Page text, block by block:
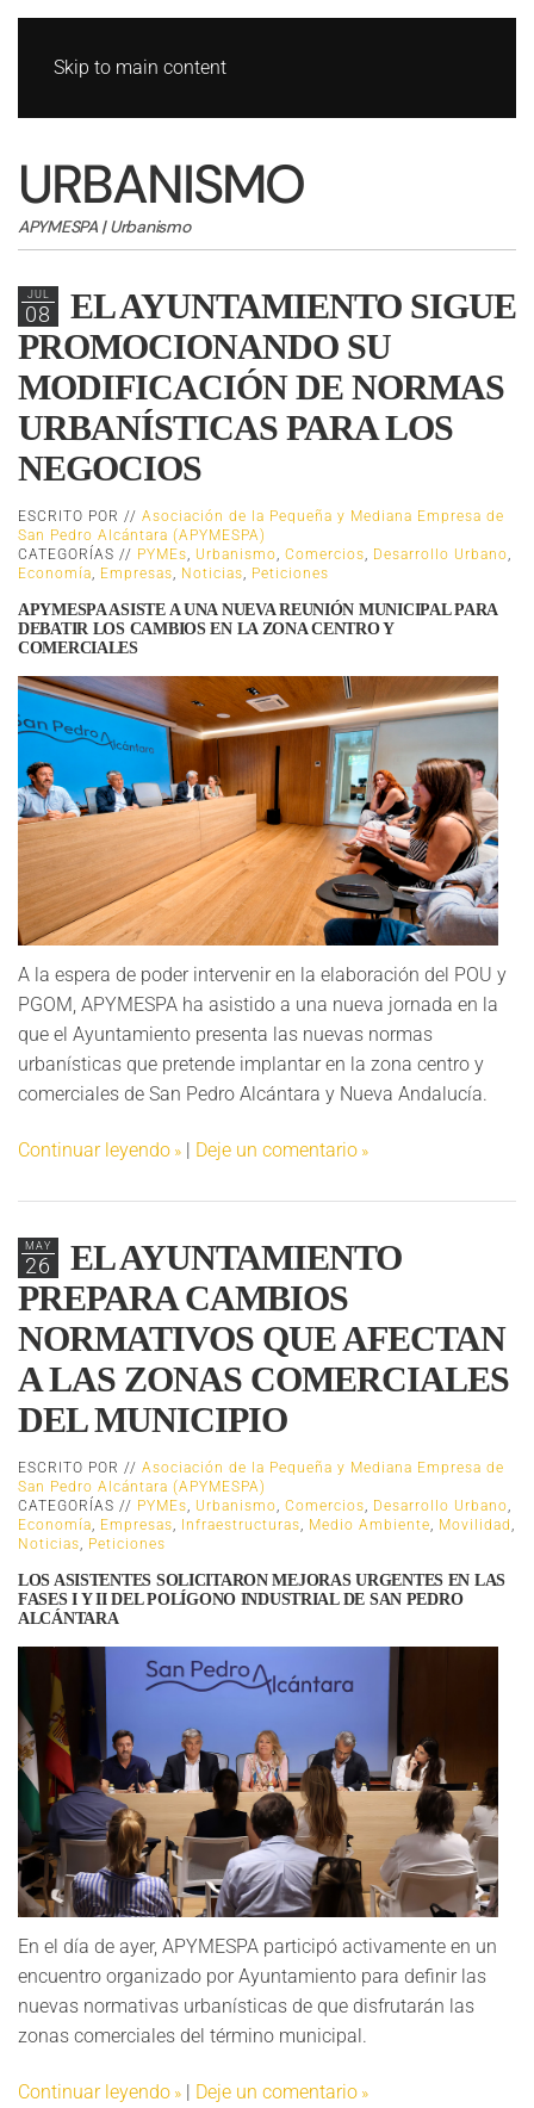
Skip to main content
URBANISMO
APYMESPA | Urbanismo
JUL
08
EL AYUNTAMIENTO SIGUE
PROMOCIONANDO SU
MODIFICACIÓN DE NORMAS
URBANÍSTICAS PARA LOS
NEGOCIOS
ESCRITO POR // Asociación de la Pequeña y Mediana Empresa de
San Pedro Alcántara (APYMESPA)
CATEGORÍAS // PYMEs Urbanismo Comercios Desarrollo Urbano
Economía
Empresas Noticias Peticiones
APYMESPA ASISTE A UNA NUEVA REUNIÓN MUNICIPAL PARA
DEBATIR LOS CAMBIOS EN LA ZONA CENTRO Y
COMERCIALES
A la espera de poder intervenir en la elaboración del POU y
PGOM, APYMESPA ha asistido a una nueva jornada en la
que el Ayuntamiento presenta las nuevas normas
urbanísticas que pretende implantar en la zona centro y
comerciales de San Pedro Alcántara y Nueva Andalucía.
Continuar leyendo Deje un comentario
MAY
26
EL AYUNTAMIENTO
PREPARA CAMBIOS
NORMATIVOS QUE AFECTAN
A LAS ZONAS COMERCIALES
DEL MUNICIPIO
ESCRITO POR // Asociación de la Pequeña y Mediana Empresa de
San Pedro Alcántara (APYMESPA)
CATEGORÍAS // PYMEs, Urbanismo, Comercios, Desarrollo Urbano,
Economía, Empresas, Infraestructuras, Medio Ambiente, Movilidad ,
Noticias, Peticiones
LOS ASISTENTES SOLICITARON MEJORAS URGENTES EN LAS
FASES I Y II DEL POLÍGONO INDUSTRIAL DE SAN PEDRO
ALCÁNTARA
En el día de ayer, APYMESPA participó activamente en un
encuentro organizado por Ayuntamiento para definir las
nuevas normativas urbanísticas de que disfrutarán las
zonas comerciales del término municipal.
Continuar leyendo | Deje un comentario